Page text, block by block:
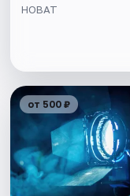
НОВАТ
от 500 ₽